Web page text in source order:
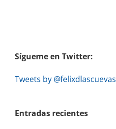
Sígueme en Twitter:
Tweets by @felixdlascuevas
Entradas recientes